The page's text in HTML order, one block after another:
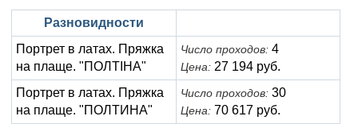
Альбертусталер
Золото
Серебро
Медь
Для Речи Посполитой
Разновидности
Портрет в латах. Пряжка
на плаще. "ПОЛТIНА"
Число проходов: 4
Цена: 27 194 руб.
Портрет в латах. Пряжка
на плаще. "ПОЛТИНА"
Число проходов: 30
Цена: 70 617 руб.